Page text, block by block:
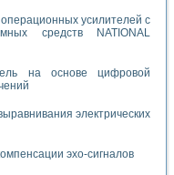
усилителей с
средств NATIONAL
на основе цифровой
электрических
эхо-сигналов